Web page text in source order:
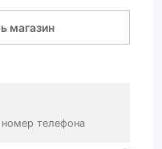
магазин
телефона